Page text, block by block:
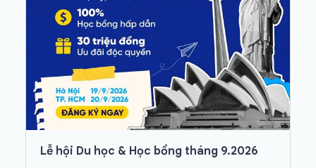
Lễ hội Du học & Học bổng tháng 9.2026